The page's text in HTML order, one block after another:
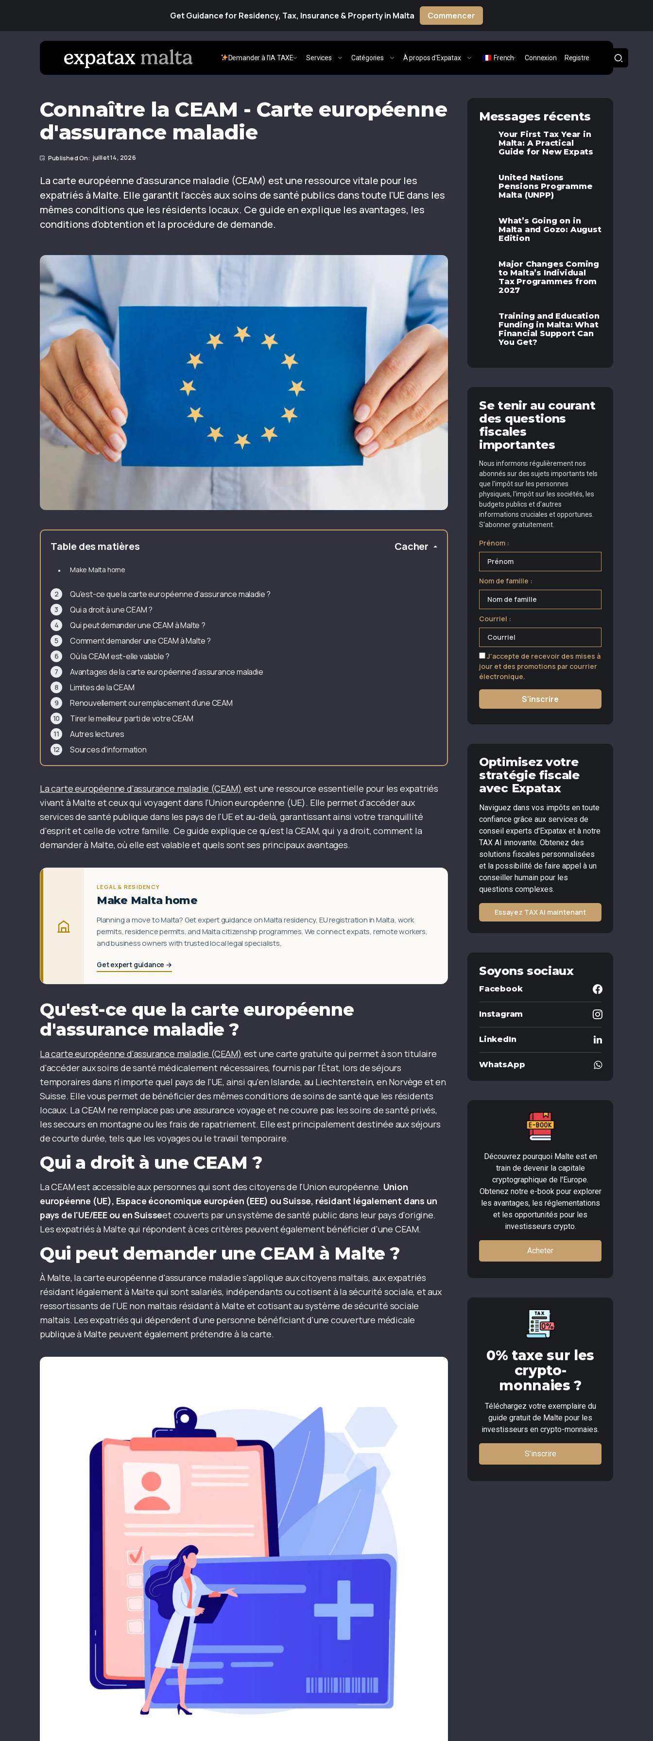
Get Guidance for Residency, Tax, Insurance & Property in Malta Commencer
Demander à l'IA TAXE Services Catégories À propos d'Expatax French Connexion Registre
Connaître la CEAM - Carte européenne
d'assurance maladie
juillet 14, 2026
La carte européenne d'assurance maladie (CEAM) est une ressource vitale pour les
expatriés à Malte. Elle garantit l'accès aux soins de santé publics dans toute l'UE dans les
mêmes conditions que les résidents locaux. Ce guide en explique les avantages, les
conditions d'obtention et la procédure de demande.
Table des matières Cacher
Make Malta home
Qu'est-ce que la carte européenne d'assurance maladie ?
Qui a droit à une CEAM ?
Qui peut demander une CEAM à Malte ?
Comment demander une CEAM à Malte ?
Où la CEAM est-elle valable ?
Avantages de la carte européenne d'assurance maladie
Limites de la CEAM
Renouvellement ou remplacement d'une CEAM
Tirer le meilleur parti de votre CEAM
Autres lectures
Sources d'information
La carte européenne d'assurance maladie (CEAM) est une ressource essentielle pour les expatriés
vivant à Malte et ceux qui voyagent dans l'Union européenne (UE). Elle permet d'accéder aux
services de santé publique dans les pays de l'UE et au-delà, garantissant ainsi votre tranquillité
d'esprit et celle de votre famille. Ce guide explique ce qu'est la CEAM, qui y a droit, comment la
demander à Malte, où elle est valable et quels sont ses principaux avantages.
LEGAL & RESIDENCY
Make Malta home
Planning a move to Malta? Get expert guidance on Malta residency, EU registration in Malta, work
permits, residence permits, and Malta citizenship programmes. We connect expats, remote workers,
and business owners with trusted local legal specialists.
Get expert guidance →
Qu'est-ce que la carte européenne
d'assurance maladie ?
La carte européenne d'assurance maladie (CEAM) est une carte gratuite qui permet à son titulaire
d'accéder aux soins de santé médicalement nécessaires, fournis par l'État, lors de séjours
temporaires dans n'importe quel pays de l'UE, ainsi qu'en Islande, au Liechtenstein, en Norvège et en
Suisse. Elle vous permet de bénéficier des mêmes conditions de soins de santé que les résidents
locaux. La CEAM ne remplace pas une assurance voyage et ne couvre pas les soins de santé privés,
les secours en montagne ou les frais de rapatriement. Elle est principalement destinée aux séjours
de courte durée, tels que les voyages ou le travail temporaire.
Qui a droit à une CEAM ?
La CEAM est accessible aux personnes qui sont des citoyens de l'Union européenne. Union
européenne (UE), Espace économique européen (EEE) ou Suisse, résidant légalement dans un
pays de l'UE/EEE ou en Suisseet couverts par un système de santé public dans leur pays d'origine.
Les expatriés à Malte qui répondent à ces critères peuvent également bénéficier d'une CEAM.
Qui peut demander une CEAM à Malte ?
À Malte, la carte européenne d'assurance maladie s'applique aux citoyens maltais, aux expatriés
résidant légalement à Malte qui sont salariés, indépendants ou cotisent à la sécurité sociale, et aux
ressortissants de l'UE non maltais résidant à Malte et cotisant au système de sécurité sociale
maltais. Les expatriés qui dépendent d'une personne bénéficiant d'une couverture médicale
publique à Malte peuvent également prétendre à la carte.
Messages récents
Your First Tax Year in
Malta: A Practical
Guide for New Expats
United Nations
Pensions Programme
Malta (UNPP)
What’s Going on in
Malta and Gozo: August
Edition
Major Changes Coming
to Malta’s Individual
Tax Programmes from
2027
Training and Education
Funding in Malta: What
Financial Support Can
You Get?
Se tenir au courant
des questions
fiscales
importantes
Nous informons régulièrement nos
abonnés sur des sujets importants tels
que l'impôt sur les personnes
physiques, l'impôt sur les sociétés, les
budgets publics et d'autres
informations cruciales et opportunes.
S'abonner gratuitement.
Prénom :
Nom de famille :
Courriel :
J'accepte de recevoir des mises à
jour et des promotions par courrier
électronique.
S'inscrire
Optimisez votre
stratégie fiscale
avec Expatax
Naviguez dans vos impôts en toute
confiance grâce aux services de
conseil experts d'Expatax et à notre
TAX AI innovante. Obtenez des
solutions fiscales personnalisées
et la possibilité de faire appel à un
conseiller humain pour les
questions complexes.
Essayez TAX AI maintenant
Soyons sociaux
Facebook
Instagram
LinkedIn
WhatsApp
Découvrez pourquoi Malte est en
train de devenir la capitale
cryptographique de l'Europe.
Obtenez notre e-book pour explorer
les avantages, les réglementations
et les opportunités pour les
investisseurs crypto.
Acheter
0% taxe sur les
crypto-
monnaies ?
Téléchargez votre exemplaire du
guide gratuit de Malte pour les
investisseurs en crypto-monnaies.
S'inscrire